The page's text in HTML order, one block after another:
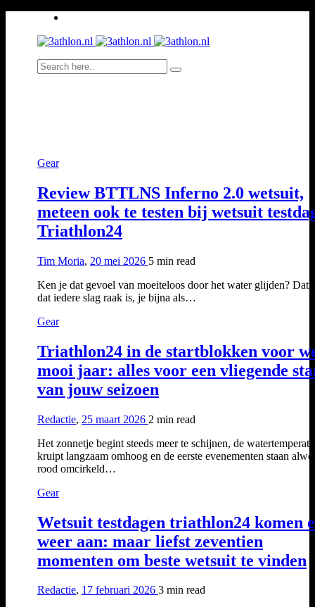
Gear
Review BTTLNS Inferno 2.0 wetsuit,
meteen ook te testen bij wetsuit
Triathlon24
Tim Moria, 20 mei 2026 5 min read
Ken je dat gevoel van moeiteloos door het water glijden? Dat
dat iedere slag raak is, je bijna als…
Gear
Triathlon24 in de startblokken voor
mooi jaar: alles voor een vliegende
van jouw seizoen
Redactie, 25 maart 2026 2 min read
Het zonnetje begint steeds meer te schijnen, de
kruipt langzaam omhoog en de eerste evenementen staan
rood omcirkeld…
Gear
Wetsuit testdagen triathlon24 komen
weer aan: maar liefst zeventien
momenten om beste wetsuit te vinden
Redactie, 17 februari 2026 3 min read